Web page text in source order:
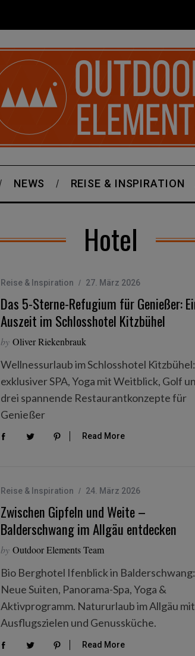
NEWS REISE & INSPIRATION
Hotel
Reise & Inspiration 27. März 2026
Das 5-Sterne-Refugium für Genießer:
Auszeit im Schlosshotel Kitzbühel
by Oliver Riekenbrauk
Wellnessurlaub im Schlosshotel Kitzbühel:
exklusiver SPA, Yoga mit Weitblick, Golf
drei spannende Restaurantkonzepte für
Genießer
Read More
Reise & Inspiration 24. März 2026
Zwischen Gipfeln und Weite –
Balderschwang im Allgäu entdecken
by Outdoor Elements Team
Bio Berghotel Ifenblick in Balderschwang:
Neue Suiten, Panorama-Spa, Yoga &
Aktivprogramm. Natururlaub im Allgäu
Ausflugszielen und Genussküche.
Read More